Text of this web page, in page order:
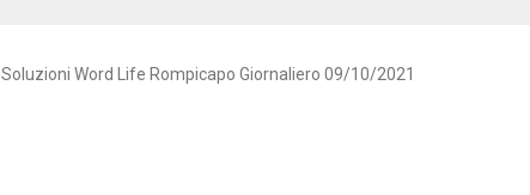
Soluzioni Word Life Rompicapo Giornaliero 09/10/2021